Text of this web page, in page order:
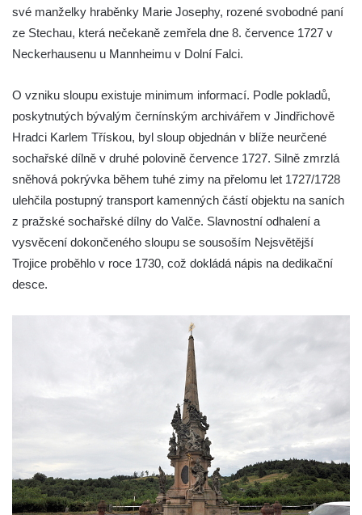
Janské
Sloup svatého Jana Nepomuckého v
Roudnici nad Labem
Sloup svatého Václava v Kamenici u Zákup
Sloup Panny Marie v údolí Kamenického
potoka u Zákup
Sloup sv. Judy Tadeáše v Nábřežní ulici v
Zákupech
Sloup s (chybějící) sochou sv. Jana
Nepomuckého u Bredovského letohrádku
Sloup s kaplicí (boží muka) v Jablonném v
Sloup s kaplicí (boží muka) ve Lvové
Sloup Nejsvětější Trojice v Zákupech
Sloup Panny Marie v Okrouhlické ulici v
Sloup se sochou Anny Samotřetí v Hrádku
nad Nisou
Sloup Panny Marie v Bělé pod Bezdězem
své manželky hraběnky Marie Josephy, rozené svobodné paní
ze Stechau, která nečekaně zemřela dne 8. července 1727 v
Neckerhausenu u Mannheimu v Dolní Falci.
O vzniku sloupu existuje minimum informací. Podle pokladů,
poskytnutých bývalým černínským archivářem v Jindřichově
Hradci Karlem Třískou, byl sloup objednán v blíže neurčené
sochařské dílně v druhé polovině července 1727. Silně zmrzlá
sněhová pokrývka během tuhé zimy na přelomu let 1727/1728
ulehčila postupný transport kamenných částí objektu na saních
z pražské sochařské dílny do Valče. Slavnostní odhalení a
vysvěcení dokončeného sloupu se sousoším Nejsvětější
Trojice proběhlo v roce 1730, což dokládá nápis na dedikační
desce.